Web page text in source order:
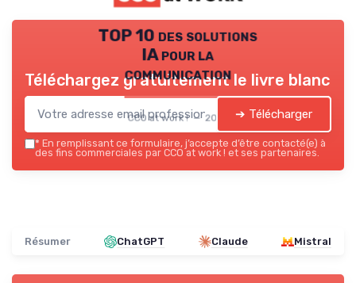
TOP 10 des solutions
IA pour la
communication
CCO at work ! — 2026
Téléchargez gratuitement le livre blanc
➔ Télécharger
* En remplissant ce formulaire, j’accepte d’être contacté(e) à
des fins commerciales par CCO at work ! et ses partenaires.
Résumer ChatGPT Claude Mistral